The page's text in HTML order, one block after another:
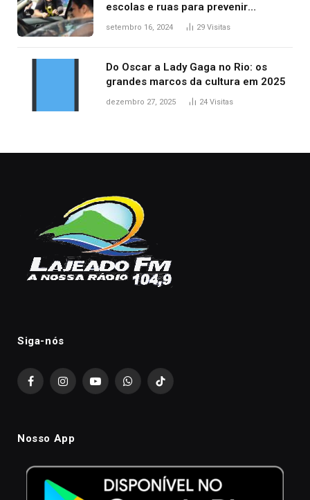
escolas e ruas para prevenir
acidentes no trânsito no AP
setembro 16, 2024 29 Visitas
Do Oscar a Lady Gaga no Rio: os
grandes marcos da cultura em 2025
dezembro 27, 2025 24 Visitas
Siga-nós
FacebookInstagramYouTubeWhatsAppTikTok
Nosso App